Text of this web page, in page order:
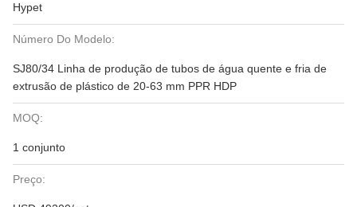
Hypet
Número Do Modelo:
SJ80/34 Linha de produção de tubos de água quente e fria de
extrusão de plástico de 20-63 mm PPR HDP
MOQ:
1 conjunto
Preço: